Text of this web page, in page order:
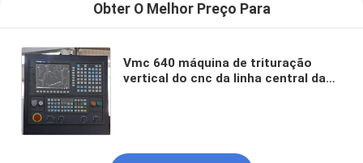
Obter O Melhor Preço Para
Vmc 640 máquina de trituração
vertical do cnc da linha central da